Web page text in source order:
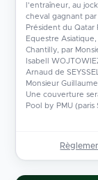
l'entraîneur, au
cheval gagnant par
Président du Qatar
Equestre
Chantilly, par
Isabell
Arnaud de
Monsieur
Une couverture
Pool by PMU (paris